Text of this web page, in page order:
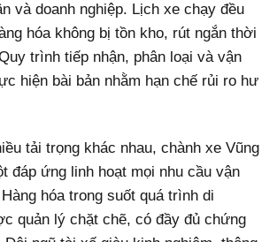
và doanh nghiệp. Lịch xe chạy đều
hóa không bị tồn kho, rút ngắn thời
trình tiếp nhận, phân loại và vận
hiện bài bản nhằm hạn chế rủi ro hư
tải trọng khác nhau, chành xe Vũng
đáp ứng linh hoạt mọi nhu cầu vận
hóa trong suốt quá trình di
quản lý chặt chẽ, có đầy đủ chứng